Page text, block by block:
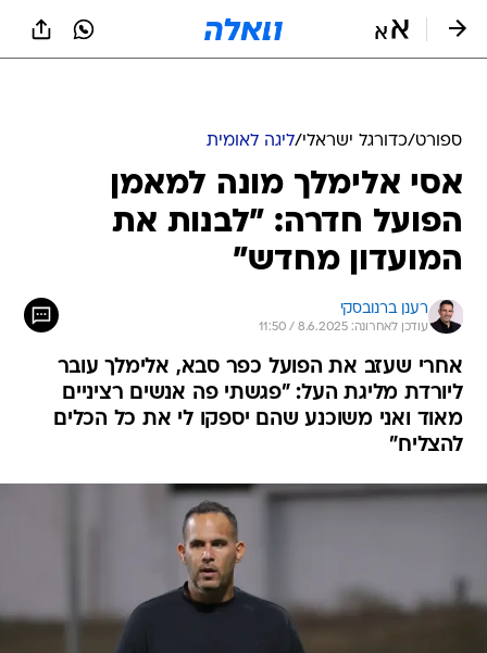
אסי אלימלך מונה למאמן
הפועל חדרה: "לבנות את
המועדון מחדש"
רענן ברנובסקי
עודכן לאחרונה: 8.6.2025 / 11:50
אחרי שעזב את הפועל כפר סבא, אלימלך עובר
ליורדת מליגת העל: "פגשתי פה אנשים רציניים
מאוד ואני משוכנע שהם יספקו לי את כל הכלים
להצליח"